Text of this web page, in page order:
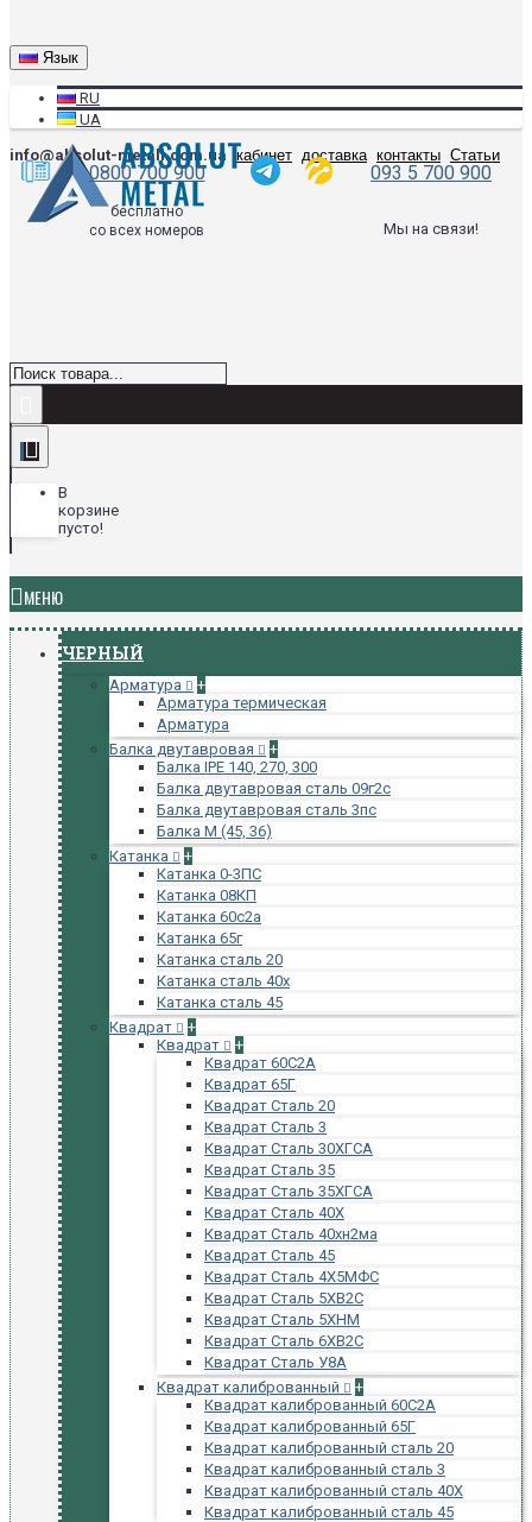
Язык
RU
UA
info@absolut-metall.com.ua
кабинет доставка контакты Статьи
0800 700 900 093 5 700 900
бесплатно
со всех номеров
Мы на связи!
В
корзине
пусто!
МЕНЮ
ЧЕРНЫЙ
Арматура
+
Арматура термическая
Арматура
Балка двутавровая
+
Балка IPE 140, 270, 300
Балка двутавровая сталь 09г2с
Балка двутавровая сталь 3пс
Балка М (45, 36)
Катанка
+
Катанка 0-3ПС
Катанка 08КП
Катанка 60с2а
Катанка 65г
Катанка сталь 20
Катанка сталь 40х
Катанка сталь 45
Квадрат
+
Квадрат
+
Квадрат 60С2А
Квадрат 65Г
Квадрат Сталь 20
Квадрат Сталь 3
Квадрат Сталь 30ХГСА
Квадрат Сталь 35
Квадрат Сталь 35ХГСА
Квадрат Сталь 40Х
Квадрат Сталь 40хн2ма
Квадрат Сталь 45
Квадрат Сталь 4Х5МФС
Квадрат Сталь 5ХВ2С
Квадрат Сталь 5ХНМ
Квадрат Сталь 6ХВ2С
Квадрат Сталь У8А
Квадрат калиброванный
+
Квадрат калиброванный 60С2А
Квадрат калиброванный 65Г
Квадрат калиброванный сталь 20
Квадрат калиброванный сталь 3
Квадрат калиброванный сталь 40Х
Квадрат калиброванный сталь 45